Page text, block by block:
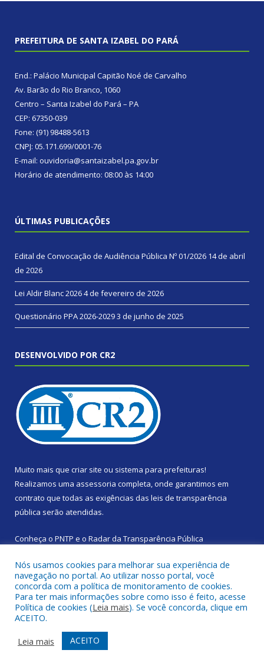
PREFEITURA DE SANTA IZABEL DO PARÁ
End.: Palácio Municipal Capitão Noé de Carvalho
Av. Barão do Rio Branco, 1060
Centro – Santa Izabel do Pará – PA
CEP: 67350-039
Fone: (91) 98488-5613
CNPJ: 05.171.699/0001-76
E-mail: ouvidoria@santaizabel.pa.gov.br
Horário de atendimento: 08:00 às 14:00
ÚLTIMAS PUBLICAÇÕES
Edital de Convocação de Audiência Pública Nº 01/2026 14 de abril
de 2026
Lei Aldir Blanc 20264 de fevereiro de 2026
Questionário PPA 2026-20293 de junho de 2025
DESENVOLVIDO POR CR2
Muito mais que criar site ou sistema para prefeituras!
Realizamos uma assessoria completa, onde garantimos em
contrato que todas as exigências das leis de transparência
pública serão atendidas.
Conheça o PNTP e o Radar da Transparência Pública
Todos os direitos reservados a Prefeitura Municipal de Santa
Izabel do Pará.
Mapa do Site
Acessar Área Administrativa
Acessar Webmail
Nós usamos cookies para melhorar sua experiência de
navegação no portal. Ao utilizar nosso portal, você
concorda com a política de monitoramento de cookies.
Para ter mais informações sobre como isso é feito, acesse
Política de cookies (Leia mais). Se você concorda, clique em
ACEITO.
Leia mais
ACEITO